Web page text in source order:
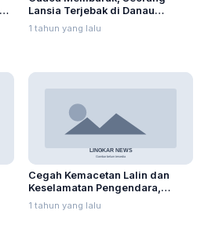
Lansia Terjebak di Danau
Rawapening Saat Mencari
Enceng Gondok
1 tahun yang lalu
Cegah Kemacetan Lalin dan
Keselamatan Pengendara,
Polres Batang Batasi Truk
Sumbu Tiga Melintas di Pantura
1 tahun yang lalu